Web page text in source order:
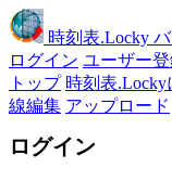
時刻表.Locky
ログイン ユーザー
トップ 時刻表.Locky
線編集 アップロード
ログイン